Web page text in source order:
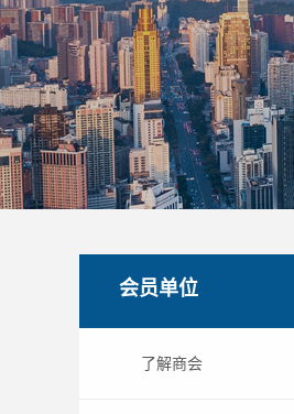
会员单位
了解商会